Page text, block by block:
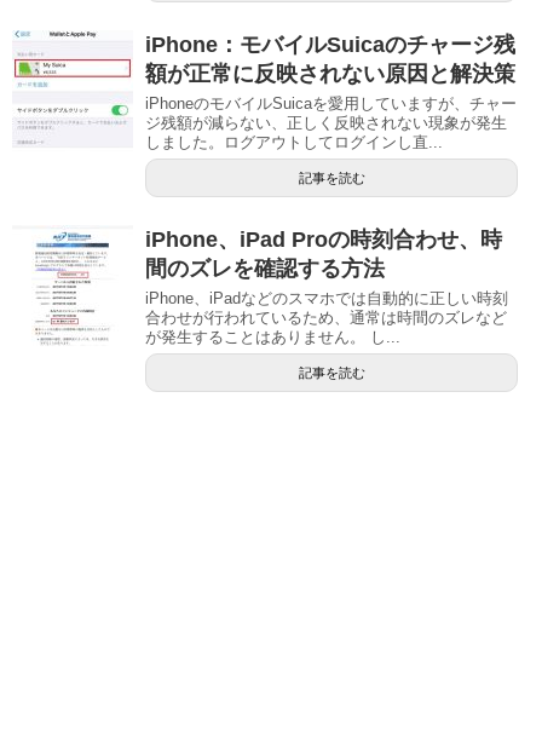
iPhone：モバイルSuicaのチャージ残
額が正常に反映されない原因と解決策
iPhoneのモバイルSuicaを愛用していますが、チャー
ジ残額が減らない、正しく反映されない現象が発生
しました。ログアウトしてログインし直...
記事を読む
iPhone、iPad Proの時刻合わせ、時
間のズレを確認する方法
iPhone、iPadなどのスマホでは自動的に正しい時刻
合わせが行われているため、通常は時間のズレなど
が発生することはありません。 し...
記事を読む